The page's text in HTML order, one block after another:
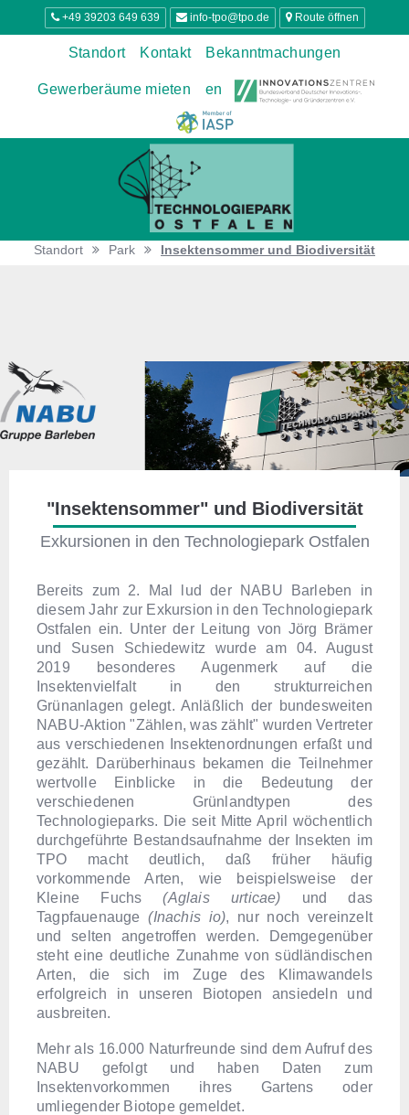
+49 39203 649 639 info-tpo@tpo.de Route öffnen
Standort Kontakt Bekanntmachungen
Gewerberäume mieten en
Standort Park Insektensommer und Biodiversität
"Insektensommer" und Biodiversität
Exkursionen in den Technologiepark Ostfalen
Bereits zum 2. Mal lud der NABU Barleben in
diesem Jahr zur Exkursion in den Technologiepark
Ostfalen ein. Unter der Leitung von Jörg Brämer
und Susen Schiedewitz wurde am 04. August
2019 besonderes Augenmerk auf die
Insektenvielfalt in den strukturreichen
Grünanlagen gelegt. Anläßlich der bundesweiten
NABU-Aktion "Zählen, was zählt" wurden Vertreter
aus verschiedenen Insektenordnungen erfaßt und
gezählt. Darüberhinaus bekamen die Teilnehmer
wertvolle Einblicke in die Bedeutung der
verschiedenen Grünlandtypen des
Technologieparks. Die seit Mitte April wöchentlich
durchgeführte Bestandsaufnahme der Insekten im
TPO macht deutlich, daß früher häufig
vorkommende Arten, wie beispielsweise der
Kleine Fuchs(Aglais urticae) und das
Tagpfauenauge(Inachis io), nur noch vereinzelt
und selten angetroffen werden. Demgegenüber
steht eine deutliche Zunahme von südländischen
Arten, die sich im Zuge des Klimawandels
erfolgreich in unseren Biotopen ansiedeln und
ausbreiten.
Mehr als 16.000 Naturfreunde sind dem Aufruf des
NABU gefolgt und haben Daten zum
Insektenvorkommen ihres Gartens oder
umliegender Biotope gemeldet.